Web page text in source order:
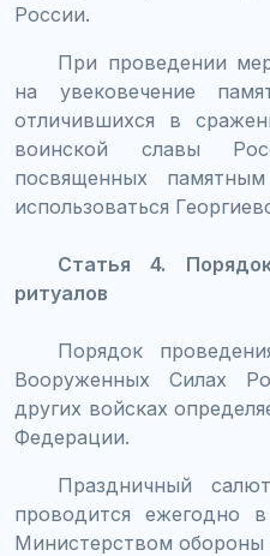
России.
При проведении
на увековечение
отличившихся в
воинской славы
посвященных
использоваться
Статья 4.
ритуалов
Порядок
Вооруженных Силах
других войсках
Федерации.
Праздничный
проводится ежегодно
Министерством